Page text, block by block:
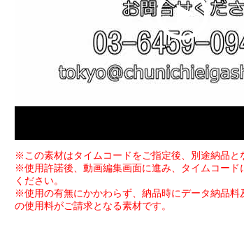
※この素材はタイムコードをご指定後、別途納品と
※使用許諾後、動画編集画面に進み、タイムコード
ください。
※使用の有無にかかわらず、納品時にデータ納品料
の使用料がご請求となる素材です。